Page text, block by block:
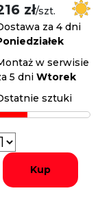
zł/szt.
za 4 dni
w serwisie
5 dniWtorek
sztuki
Kup